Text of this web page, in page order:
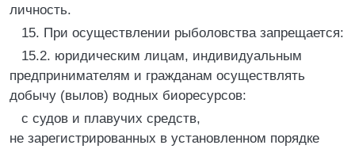
личность.
15. При осуществлении рыболовства запрещается:
15.2. юридическим лицам, индивидуальным
предпринимателям и гражданам осуществлять
добычу (вылов) водных биоресурсов:
с судов и плавучих средств,
не зарегистрированных в установленном порядке